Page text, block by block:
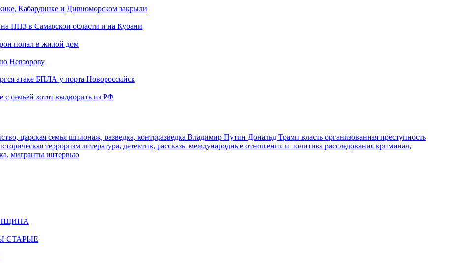
Кабардинке и Дивноморском закрыли
НПЗ в Самарской области и на Кубани
попал в жилой дом
Невзорову
атаке БПЛА у порта Новороссийск
с семьей хотят выдворить из РФ
царская семья шпионаж, разведка, контрразведка Владимир Путин Дональд Трамп власть организованная преступность
терроризм литература, детектив, рассказы международные отношения и политика расследования криминал,
мигранты интервью
СТАРЫЕ